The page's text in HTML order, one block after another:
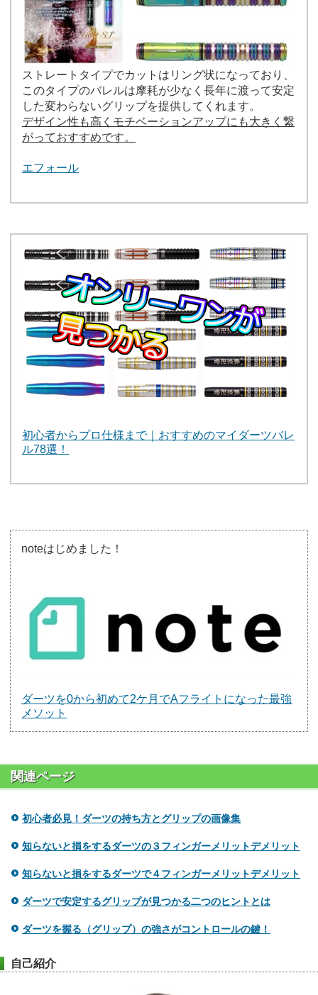
ストレートタイプでカットはリング状になっており、
このタイプのバレルは摩耗が少なく長年に渡って安定
した変わらないグリップを提供してくれます。
デザイン性も高くモチベーションアップにも大きく繋
がっておすすめです。
エフォール
初心者からプロ仕様まで｜おすすめのマイダーツバレ
ル78選！
noteはじめました！
ダーツを0から初めて2ケ月でAフライトになった最強
メソット
関連ページ
初心者必見！ダーツの持ち方とグリップの画像集
知らないと損をするダーツの３フィンガーメリットデメリット
知らないと損をするダーツで４フィンガーメリットデメリット
ダーツで安定するグリップが見つかる二つのヒントとは
ダーツを握る（グリップ）の強さがコントロールの鍵！
自己紹介